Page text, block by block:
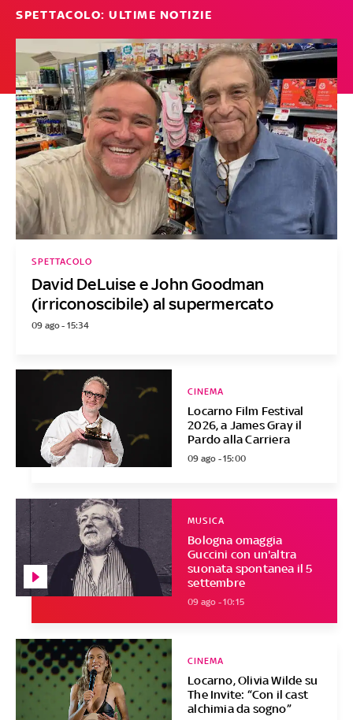
SPETTACOLO: ULTIME NOTIZIE
David DeLuise e John Goodman
(irriconoscibile) al supermercato
SPETTACOLO
09 ago - 15:34
Locarno Film Festival
2026, a James Gray il
Pardo alla Carriera
CINEMA
09 ago - 15:00
Bologna omaggia
Guccini con un'altra
suonata spontanea il 5
settembre
MUSICA
09 ago - 10:15
Locarno, Olivia Wilde su
The Invite: “Con il cast
alchimia da sogno”
CINEMA